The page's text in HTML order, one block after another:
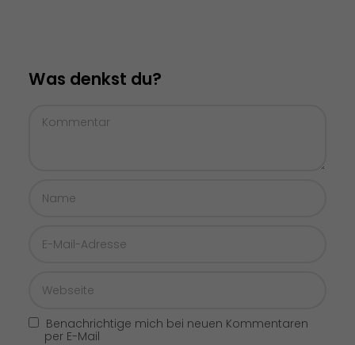
Was denkst du?
Benachrichtige mich bei neuen Kommentaren
per E-Mail